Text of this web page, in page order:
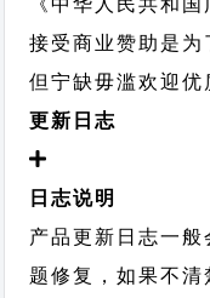
接受商业赞助是为
但宁缺毋滥欢迎优
更新日志
日志说明
产品更新日志一
题修复，如果不